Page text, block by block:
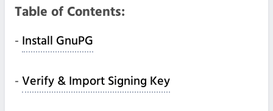
Table of Contents:
- Install GnuPG
-Verify & Import Signing Key